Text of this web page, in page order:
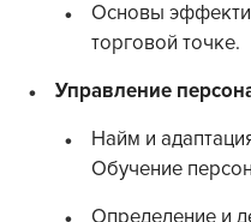
Основы
торговой точке.
Управление
Найм и
Обучение